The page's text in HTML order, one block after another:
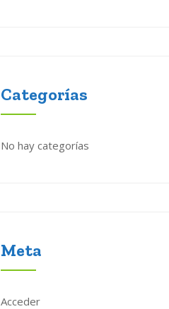
Categorías
No hay categorías
Meta
Acceder